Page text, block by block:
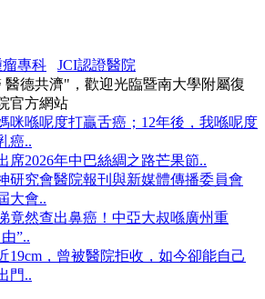
瘤專科
JCI認證醫院
醫德共濟"，歡迎光臨暨南大學附屬復
官方網站
咪喺呢度打贏舌癌；12年後，我喺呢度
癌..
席2026年中巴絲綢之路芒果節..
研究會醫院報刊與新媒體傳播委員會
大會..
竟然查出鼻癌！中亞大叔喺廣州重
”..
19cm，曾被醫院拒收，如今卻能自己
門..